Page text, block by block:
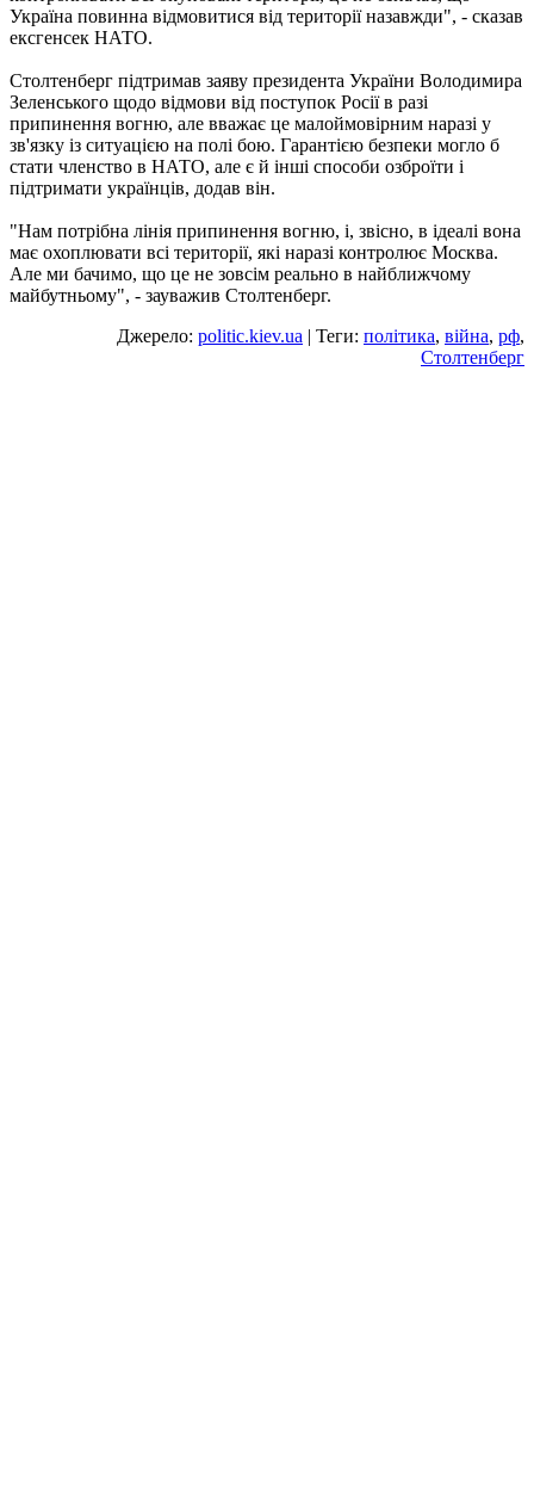
Україна повинна відмовитися від території назавжди", - сказав
ексгенсек НАТО.
Столтенберг підтримав заяву президента України Володимира
Зеленського щодо відмови від поступок Росії в разі
припинення вогню, але вважає це малоймовірним наразі у
зв'язку із ситуацією на полі бою. Гарантією безпеки могло б
стати членство в НАТО, але є й інші способи озброїти і
підтримати українців, додав він.
"Нам потрібна лінія припинення вогню, і, звісно, в ідеалі вона
має охоплювати всі території, які наразі контролює Москва.
Але ми бачимо, що це не зовсім реально в найближчому
майбутньому", - зауважив Столтенберг.
Джерело: politic.kiev.ua | Теги: політика, війна, рф,
Столтенберг